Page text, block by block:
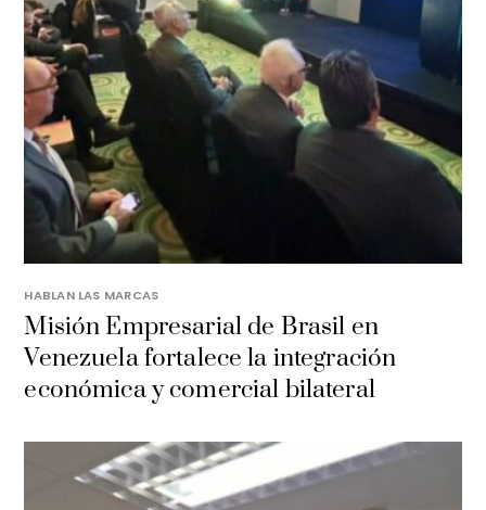
HABLAN LAS MARCAS
Misión Empresarial de Brasil en
Venezuela fortalece la integración
económica y comercial bilateral